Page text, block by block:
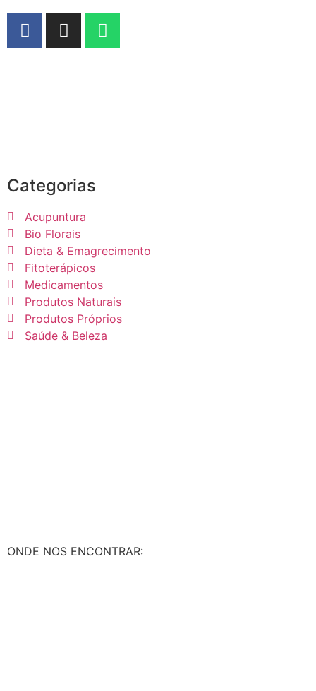
Categorias
Acupuntura
Bio Florais
Dieta & Emagrecimento
Fitoterápicos
Medicamentos
Produtos Naturais
Produtos Próprios
Saúde & Beleza
ONDE NOS ENCONTRAR:​